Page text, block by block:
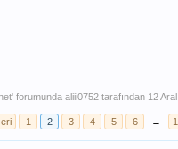
' forumundaaliii0752 tarafından 12
1 2 3 4 5 6 →